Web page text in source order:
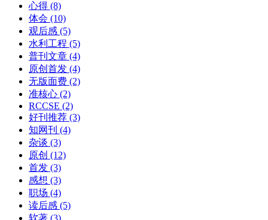
心得 (8)
体会 (10)
观后感 (5)
水利工程 (5)
普刊文章 (4)
原创首发 (4)
无版面费 (2)
准核心 (2)
RCCSE (2)
好刊推荐 (3)
知网刊 (4)
杂谈 (3)
原创 (12)
首发 (3)
感想 (3)
职场 (4)
读后感 (5)